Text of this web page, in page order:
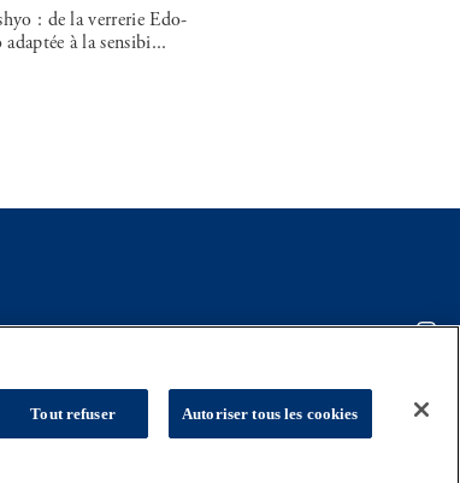
: de la verrerie Edo-
à la sensibi...
Tout refuser Autoriser tous les cookies